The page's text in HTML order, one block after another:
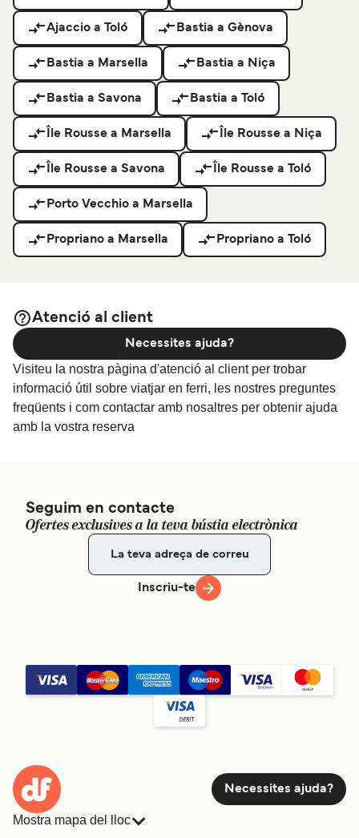
Ajaccio a Toló Bastia a Gènova
Bastia a Marsella Bastia a Niça
Bastia a Savona Bastia a Toló
Île Rousse a Marsella Île Rousse a Niça
Île Rousse a Savona Île Rousse a Toló
Porto Vecchio a Marsella
Propriano a Marsella Propriano a Toló
Atenció al client
Visiteu la nostra pàgina d'atenció al client per trobar
informació útil sobre viatjar en ferri, les nostres preguntes
freqüents i com contactar amb nosaltres per obtenir ajuda
amb la vostra reserva
Necessites ajuda?
Seguim en contacte
Ofertes exclusives a la teva bústia electrònica
Inscriu-te
Necessites ajuda?
Mostra mapa del lloc